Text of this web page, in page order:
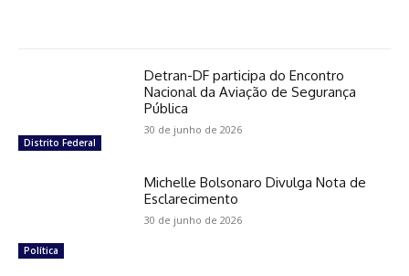
Distrito Federal
Detran-DF participa do Encontro
Nacional da Aviação de Segurança
Pública
30 de junho de 2026
Política
Michelle Bolsonaro Divulga Nota de
Esclarecimento
30 de junho de 2026